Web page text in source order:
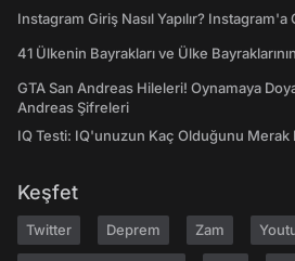
Instagram Giriş Nasıl Yapılır?
41 Ülkenin Bayrakları ve Ülke
GTA San Andreas Hileleri! Oynamaya
Andreas Şifreleri
IQ Testi: IQ'unuzun Kaç Olduğunu Merak
Keşfet
Twitter Deprem Zam